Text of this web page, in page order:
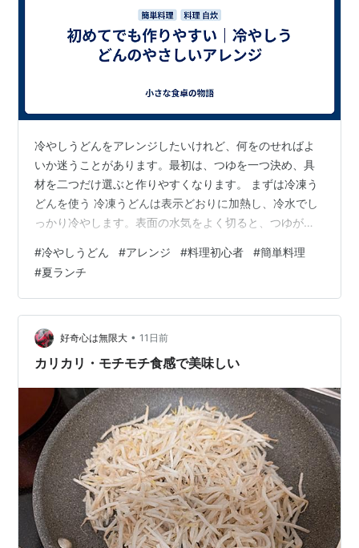
冷やしうどんをアレンジしたいけれど、何をのせればよ
いか迷うことがあります。最初は、つゆを一つ決め、具
材を二つだけ選ぶと作りやすくなります。 まずは冷凍う
どんを使う 冷凍うどんは表示どおりに加熱し、冷水でし
っかり冷やします。表面の水気をよく切ると、つゆが薄
卵とねぎ、豚しゃぶときゅうりなど、組み合わせを二つ
に絞ります。やわらかい卵と歯ごたえのある野菜を組み
合わせると、二品でも単調になりません。 つゆは使い慣
れた味から 最初はめんつゆを基本にし、梅、大根おろ
し、ごま、ポン酢などを一つ加えます。新しい調味料を
多く使わず、一つだけ変えると味の違いが分…
#冷やしうどん #アレンジ #料理初心者 #簡単料理
#夏ランチ
好奇心は無限大 • 11日前
カリカリ・モチモチ食感で美味しい